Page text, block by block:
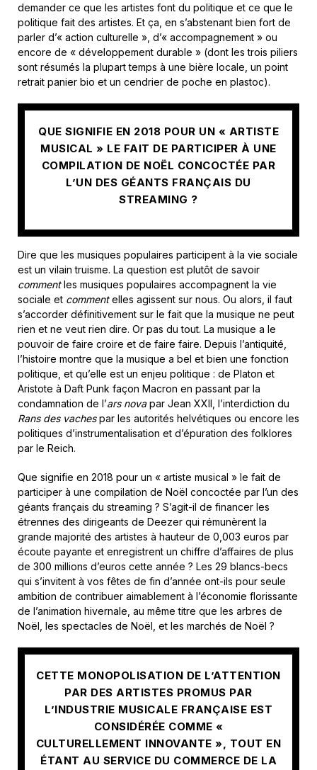
demander ce que les artistes font du politique et ce que le
politique fait des artistes. Et ça, en s’abstenant bien fort de
parler d’« action culturelle », d’« accompagnement » ou
encore de « développement durable » (dont les trois piliers
sont résumés la plupart temps à une bière locale, un point
retrait panier bio et un cendrier de poche en plastoc).
QUE SIGNIFIE EN 2018 POUR UN « ARTISTE
MUSICAL » LE FAIT DE PARTICIPER À UNE
COMPILATION DE NOËL CONCOCTÉE PAR
L’UN DES GÉANTS FRANÇAIS DU
STREAMING ?
Dire que les musiques populaires participent à la vie sociale
est un vilain truisme. La question est plutôt de savoir
commentles musiques populaires accompagnent la vie
sociale et commentelles agissent sur nous. Ou alors, il faut
s’accorder définitivement sur le fait que la musique ne peut
rien et ne veut rien dire. Or pas du tout. La musique a le
pouvoir de faire croire et de faire faire. Depuis l’antiquité,
l’histoire montre que la musique a bel et bien une fonction
politique, et qu’elle est un enjeu politique : de Platon et
Aristote à Daft Punk façon Macron en passant par la
condamnation de l’ars novapar Jean XXII, l’interdiction du
Rans des vachespar les autorités helvétiques ou encore les
politiques d’instrumentalisation et d’épuration des folklores
par le Reich.
Que signifie en 2018 pour un « artiste musical » le fait de
participer à une compilation de Noël concoctée par l’un des
géants français du streaming ? S’agit-il de financer les
étrennes des dirigeants de Deezer qui rémunèrent la
grande majorité des artistes à hauteur de 0,003 euros par
écoute payante et enregistrent un chiffre d’affaires de plus
de 300 millions d’euros cette année ? Les 29 blancs-becs
qui s’invitent à vos fêtes de fin d’année ont-ils pour seule
ambition de contribuer aimablement à l’économie florissante
de l’animation hivernale, au même titre que les arbres de
Noël, les spectacles de Noël, et les marchés de Noël ?
CETTE MONOPOLISATION DE L’ATTENTION
PAR DES ARTISTES PROMUS PAR
L’INDUSTRIE MUSICALE FRANÇAISE EST
CONSIDÉRÉE COMME «
CULTURELLEMENT INNOVANTE », TOUT EN
ÉTANT AU SERVICE DU COMMERCE DE LA